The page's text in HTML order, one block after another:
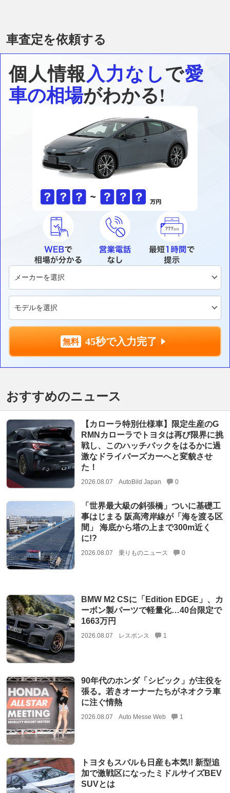
車査定を依頼する
個人情報入力なしで愛
車の相場がわかる!
45秒で入力完了
おすすめのニュース
【カローラ特別仕様車】限定生産のG
RMNカローラでトヨタは再び限界に挑
戦し、このハッチバックをはるかに過
激なドライバーズカーへと変貌させ
た！
2026.08.07 AutoBild Japan 0
「世界最大級の斜張橋」ついに基礎工
事はじまる 阪高湾岸線が「海を渡る区
間」 海底から塔の上まで300m近く
に!?
2026.08.07 乗りものニュース 0
BMW M2 CSに「Edition EDGE」、カ
ーボン製パーツで軽量化…40台限定で
1663万円
2026.08.07 レスポンス 1
90年代のホンダ「シビック」が主役を
張る。若きオーナーたちがネオクラ車
に注ぐ情熱
2026.08.07 Auto Messe Web 1
トヨタもスバルも日産も本気!! 新型追
加で激戦区になったミドルサイズBEV
SUVとは